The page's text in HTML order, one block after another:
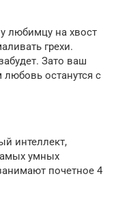
любимцу на хвост
грехи.
Зато ваш
останутся с
интеллект,
умных
почетное 4